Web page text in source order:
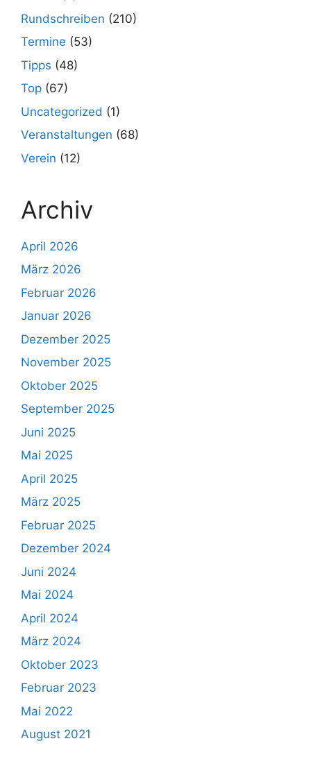
Rundschreiben (210)
Termine (53)
Tipps (48)
Top (67)
Uncategorized (1)
Veranstaltungen (68)
Verein (12)
Archiv
April 2026
März 2026
Februar 2026
Januar 2026
Dezember 2025
November 2025
Oktober 2025
September 2025
Juni 2025
Mai 2025
April 2025
März 2025
Februar 2025
Dezember 2024
Juni 2024
Mai 2024
April 2024
März 2024
Oktober 2023
Februar 2023
Mai 2022
August 2021